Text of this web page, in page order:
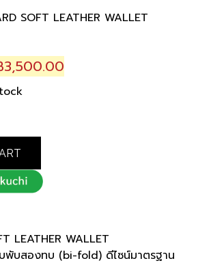
SOFT LEATHER WALLET
3,500.00
LEATHER WALLET
บพับสองทบ (bi-fold) ดีไซน์มาตรฐาน